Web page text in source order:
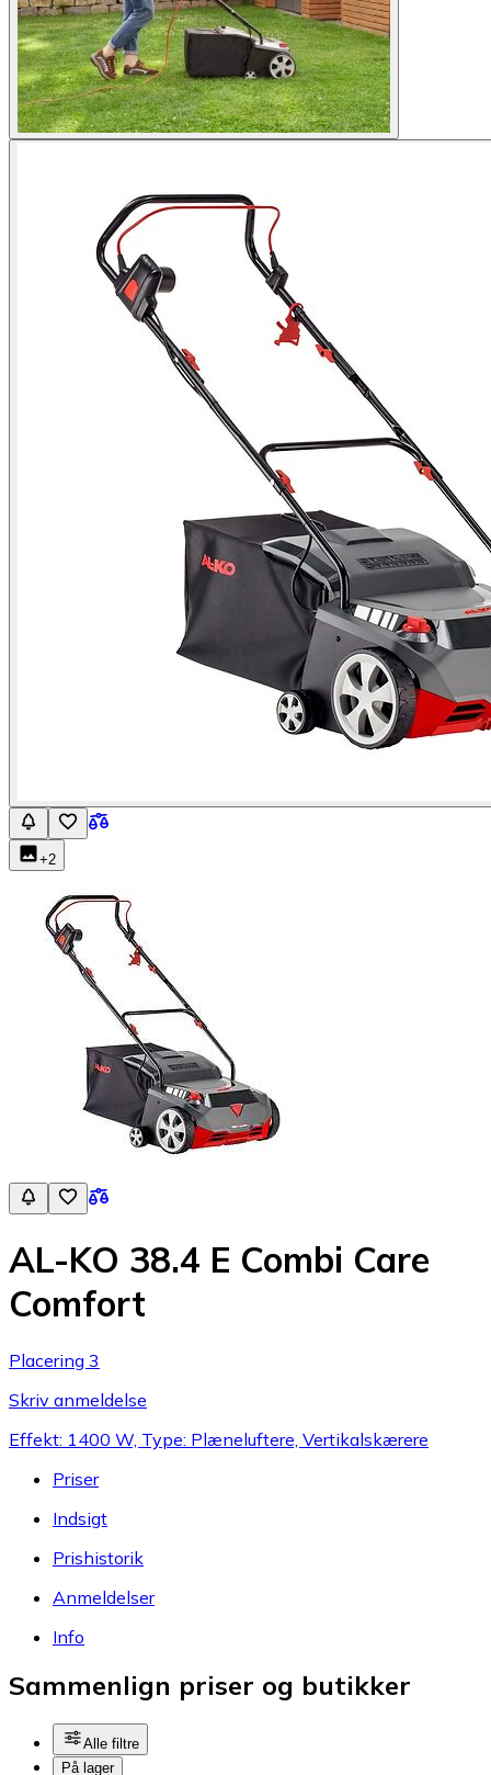
+2
AL-KO 38.4 E Combi Care
Comfort
Placering 3
Skriv anmeldelse
Effekt: 1400 W, Type: Plæneluftere, Vertikalskærere
Priser
Indsigt
Prishistorik
Anmeldelser
Info
Sammenlign priser og butikker
Alle filtre
På lager